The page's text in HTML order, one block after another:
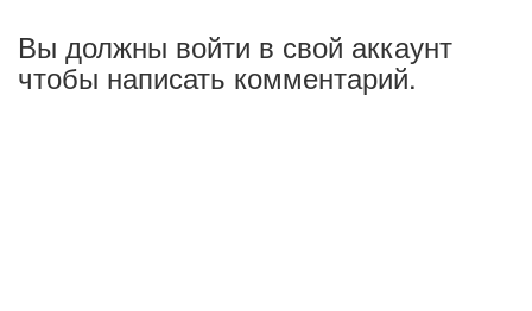
Вы должны войти в свой аккаунт
чтобы написать комментарий.